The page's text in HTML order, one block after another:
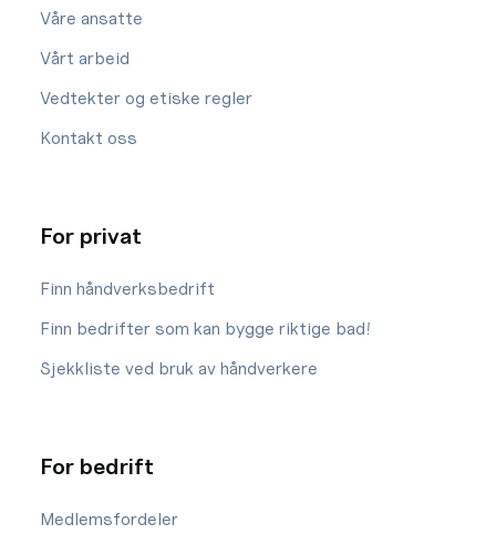
Våre ansatte
Vårt arbeid
Vedtekter og etiske regler
Kontakt oss
For privat
Finn håndverksbedrift
Finn bedrifter som kan bygge riktige bad!
Sjekkliste ved bruk av håndverkere
For bedrift
Medlemsfordeler